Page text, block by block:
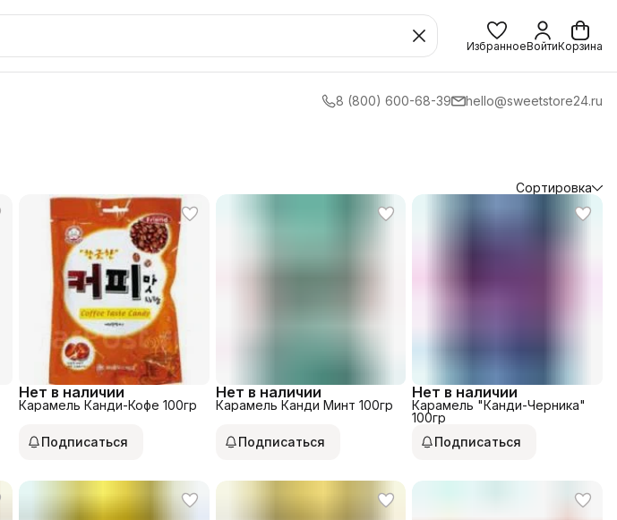
ИзбранноеВойтиКорзина
8 (800) 600-68-39 hello@sweetstore24.ru
Сортировка
Нет в наличии
Карамель Канди-Кофе 100гр
Подписаться
Нет в наличии
Карамель Канди Минт 100гр
Подписаться
Нет в наличии
Карамель "Канди-Черника"
100гр
Подписаться